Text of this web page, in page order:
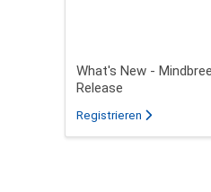
What's New -
Release
Registrieren für das